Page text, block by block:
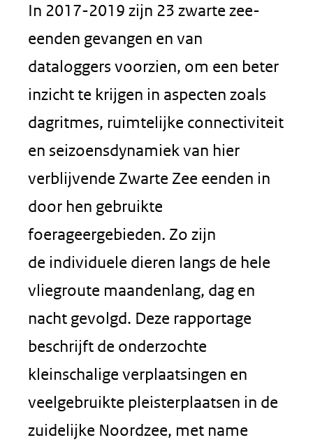
In 2017-2019 zijn 23 zwarte zee-
eenden gevangen en van
dataloggers voorzien, om een beter
inzicht te krijgen in aspecten zoals
dagritmes, ruimtelijke connectiviteit
en seizoensdynamiek van hier
verblijvende Zwarte Zee eenden in
door hen gebruikte
foerageergebieden. Zo zijn
de individuele dieren langs de hele
vliegroute maandenlang, dag en
nacht gevolgd. Deze rapportage
beschrijft de onderzochte
kleinschalige verplaatsingen en
veelgebruikte pleisterplaatsen in de
zuidelijke Noordzee, met name